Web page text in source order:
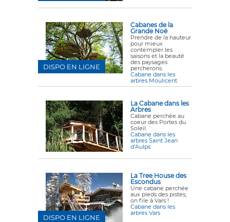
Cabanes de la
Grande Noë
Prendre de la hauteur
pour mieux
contempler les
saisons et la beauté
des paysages
percherons.
Cabane dans les
arbres Moulicent
DISPO EN LIGNE
La Cabane dans les
Arbres
Cabane perchée au
coeur des Portes du
Soleil.
Cabane dans les
arbres Saint Jean
d'Aulps
La Tree House des
Escondus
Une cabane perchée
aux pieds des pistes,
on file à Vars !
Cabane dans les
arbres Vars
DISPO EN LIGNE